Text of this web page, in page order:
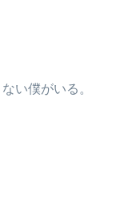
い僕がいる。